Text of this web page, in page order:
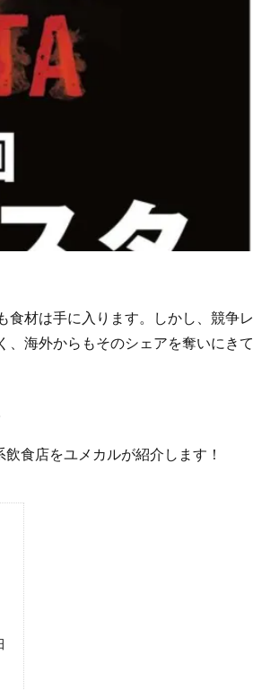
食材は手に入ります。しかし、競争レ
、海外からもそのシェアを奪いにきて
食店をユメカルが紹介します！